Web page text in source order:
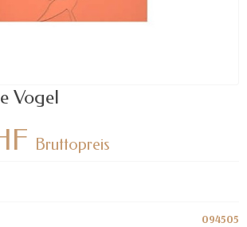
Vogel
Bruttopreis
094505